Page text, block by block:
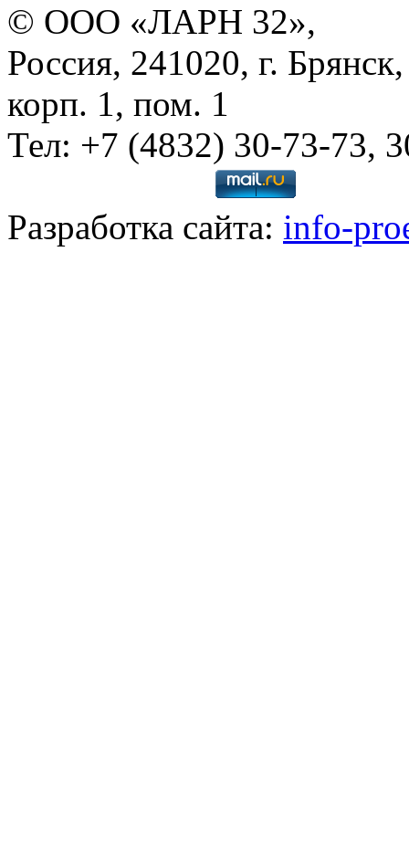
© ООО «ЛАРН 32»,
Россия, 241020, г.
корп. 1, пом. 1
Тел: +7 (4832) 30-73-73,
Разработка сайта: info-